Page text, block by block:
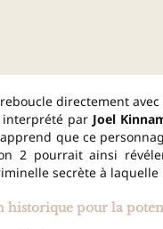
directement
interprété par Joel
que ce
2 pourrait ainsi
secrète à
historique pour la